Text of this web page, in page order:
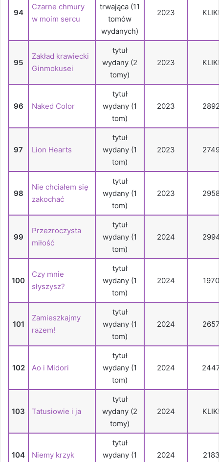
94
Czarne chmury
w moim sercu
trwająca (11
tomów
wydanych)
2023
95
Zakład krawiecki
Ginmokusei
tytuł
wydany (2
tomy)
2023
96 Naked Color
tytuł
wydany (1
tom)
2023
97 Lion Hearts
tytuł
wydany (1
tom)
2023
98
Nie chciałem się
zakochać
tytuł
wydany (1
tom)
2023
99
Przezroczysta
miłość
tytuł
wydany (1
tom)
2024
100
Czy mnie
słyszysz?
tytuł
wydany (1
tom)
2024 1970
101
Zamieszkajmy
razem!
tytuł
wydany (1
tom)
2024
102 Ao i Midori
tytuł
wydany (1
tom)
2024
103 Tatusiowie i ja
tytuł
wydany (2
tomy)
2024
104 Niemy krzyk
tytuł
wydany (1
2024